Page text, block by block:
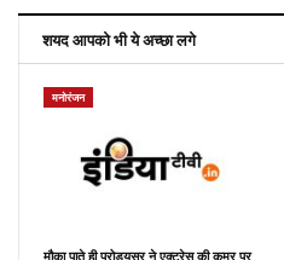
शयद आपको भी ये अच्छा लगे
मनोरंजन
मौका पाते ही प्रोड्यूसर ने एक्ट्रेस की कमर पर